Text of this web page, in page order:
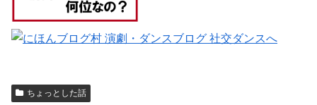
ちょっとした話